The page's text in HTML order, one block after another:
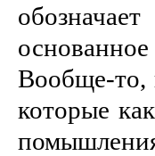
Вообще-то,
которые